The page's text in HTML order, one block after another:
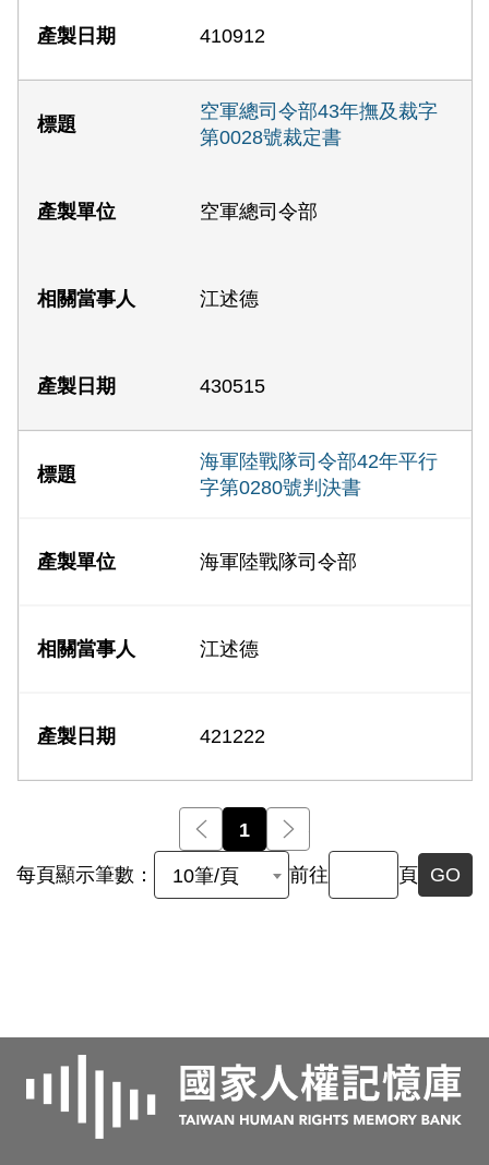
410912
空軍總司令部43年撫及裁字
第0028號裁定書
空軍總司令部
江述德
430515
海軍陸戰隊司令部42年平行
字第0280號判決書
海軍陸戰隊司令部
江述德
421222
前一頁
1
每頁顯示筆數： 10筆/頁 前往 頁 GO